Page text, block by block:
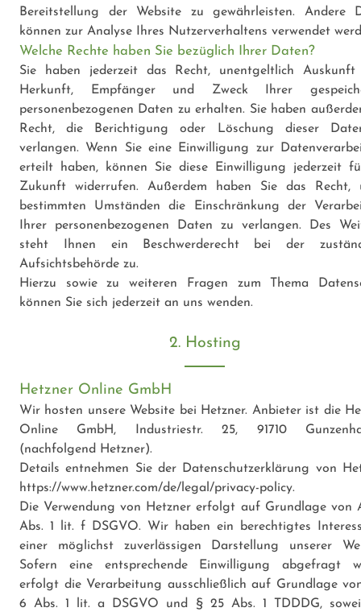
Bereitstellung der Website zu gewährleisten. Andere
können zur Analyse Ihres Nutzerverhaltens verwendet
Welche Rechte haben Sie bezüglich Ihrer Daten?
Sie haben jederzeit das Recht, unentgeltlich Auskunft
Herkunft, Empfänger und Zweck Ihrer
personenbezogenen Daten zu erhalten. Sie haben
Recht, die Berichtigung oder Löschung dieser
verlangen. Wenn Sie eine Einwilligung zur
erteilt haben, können Sie diese Einwilligung jederzeit
Zukunft widerrufen. Außerdem haben Sie das Recht,
bestimmten Umständen die Einschränkung der
Ihrer personenbezogenen Daten zu verlangen. Des
steht Ihnen ein Beschwerderecht bei der
Aufsichtsbehörde zu.
Hierzu sowie zu weiteren Fragen zum Thema
können Sie sich jederzeit an uns wenden.
2. Hosting
Hetzner Online GmbH
Wir hosten unsere Website bei Hetzner. Anbieter ist die
Online GmbH, Industriestr. 25, 91710
(nachfolgend Hetzner).
Details entnehmen Sie der Datenschutzerklärung von
https://www.hetzner.com/de/legal/privacy-policy.
Die Verwendung von Hetzner erfolgt auf Grundlage von
Abs. 1 lit. f DSGVO. Wir haben ein berechtigtes
einer möglichst zuverlässigen Darstellung unserer
Sofern eine entsprechende Einwilligung abgefragt
erfolgt die Verarbeitung ausschließlich auf Grundlage
6 Abs. 1 lit. a DSGVO und § 25 Abs. 1 TDDDG,